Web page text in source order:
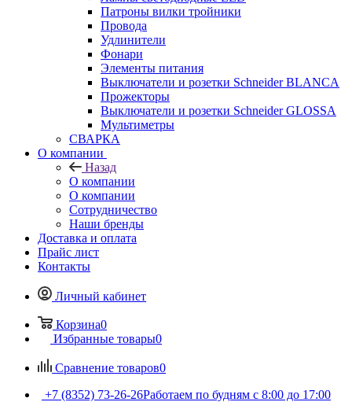
Патроны вилки тройники
Провода
Удлинители
Фонари
Элементы питания
Выключатели и розетки Schneider BLANCA
Прожекторы
Выключатели и розетки Schneider GLOSSA
Мультиметры
СВАРКА
О компании
Назад
О компании
О компании
Сотрудничество
Наши бренды
Доставка и оплата
Прайс лист
Контакты
Личный кабинет
Корзина0
Избранные товары0
Сравнение товаров0
+7 (8352) 73-26-26Работаем по будням с 8:00 до 17:00